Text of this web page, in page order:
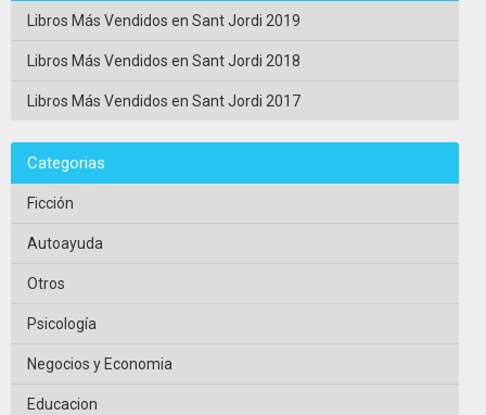
Libros Más Vendidos en Sant Jordi 2019
Libros Más Vendidos en Sant Jordi 2018
Libros Más Vendidos en Sant Jordi 2017
Categorias
Ficción
Autoayuda
Otros
Psicología
Negocios y Economia
Educacion